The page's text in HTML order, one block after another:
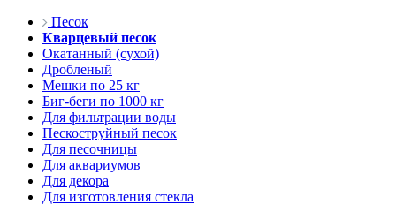
Песок
Кварцевый песок
Окатанный (сухой)
Дробленый
Мешки по 25 кг
Биг-беги по 1000 кг
Для фильтрации воды
Пескоструйный песок
Для песочницы
Для аквариумов
Для декора
Для изготовления стекла